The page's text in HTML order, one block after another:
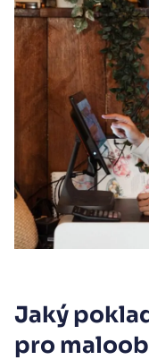
Jaký
pro